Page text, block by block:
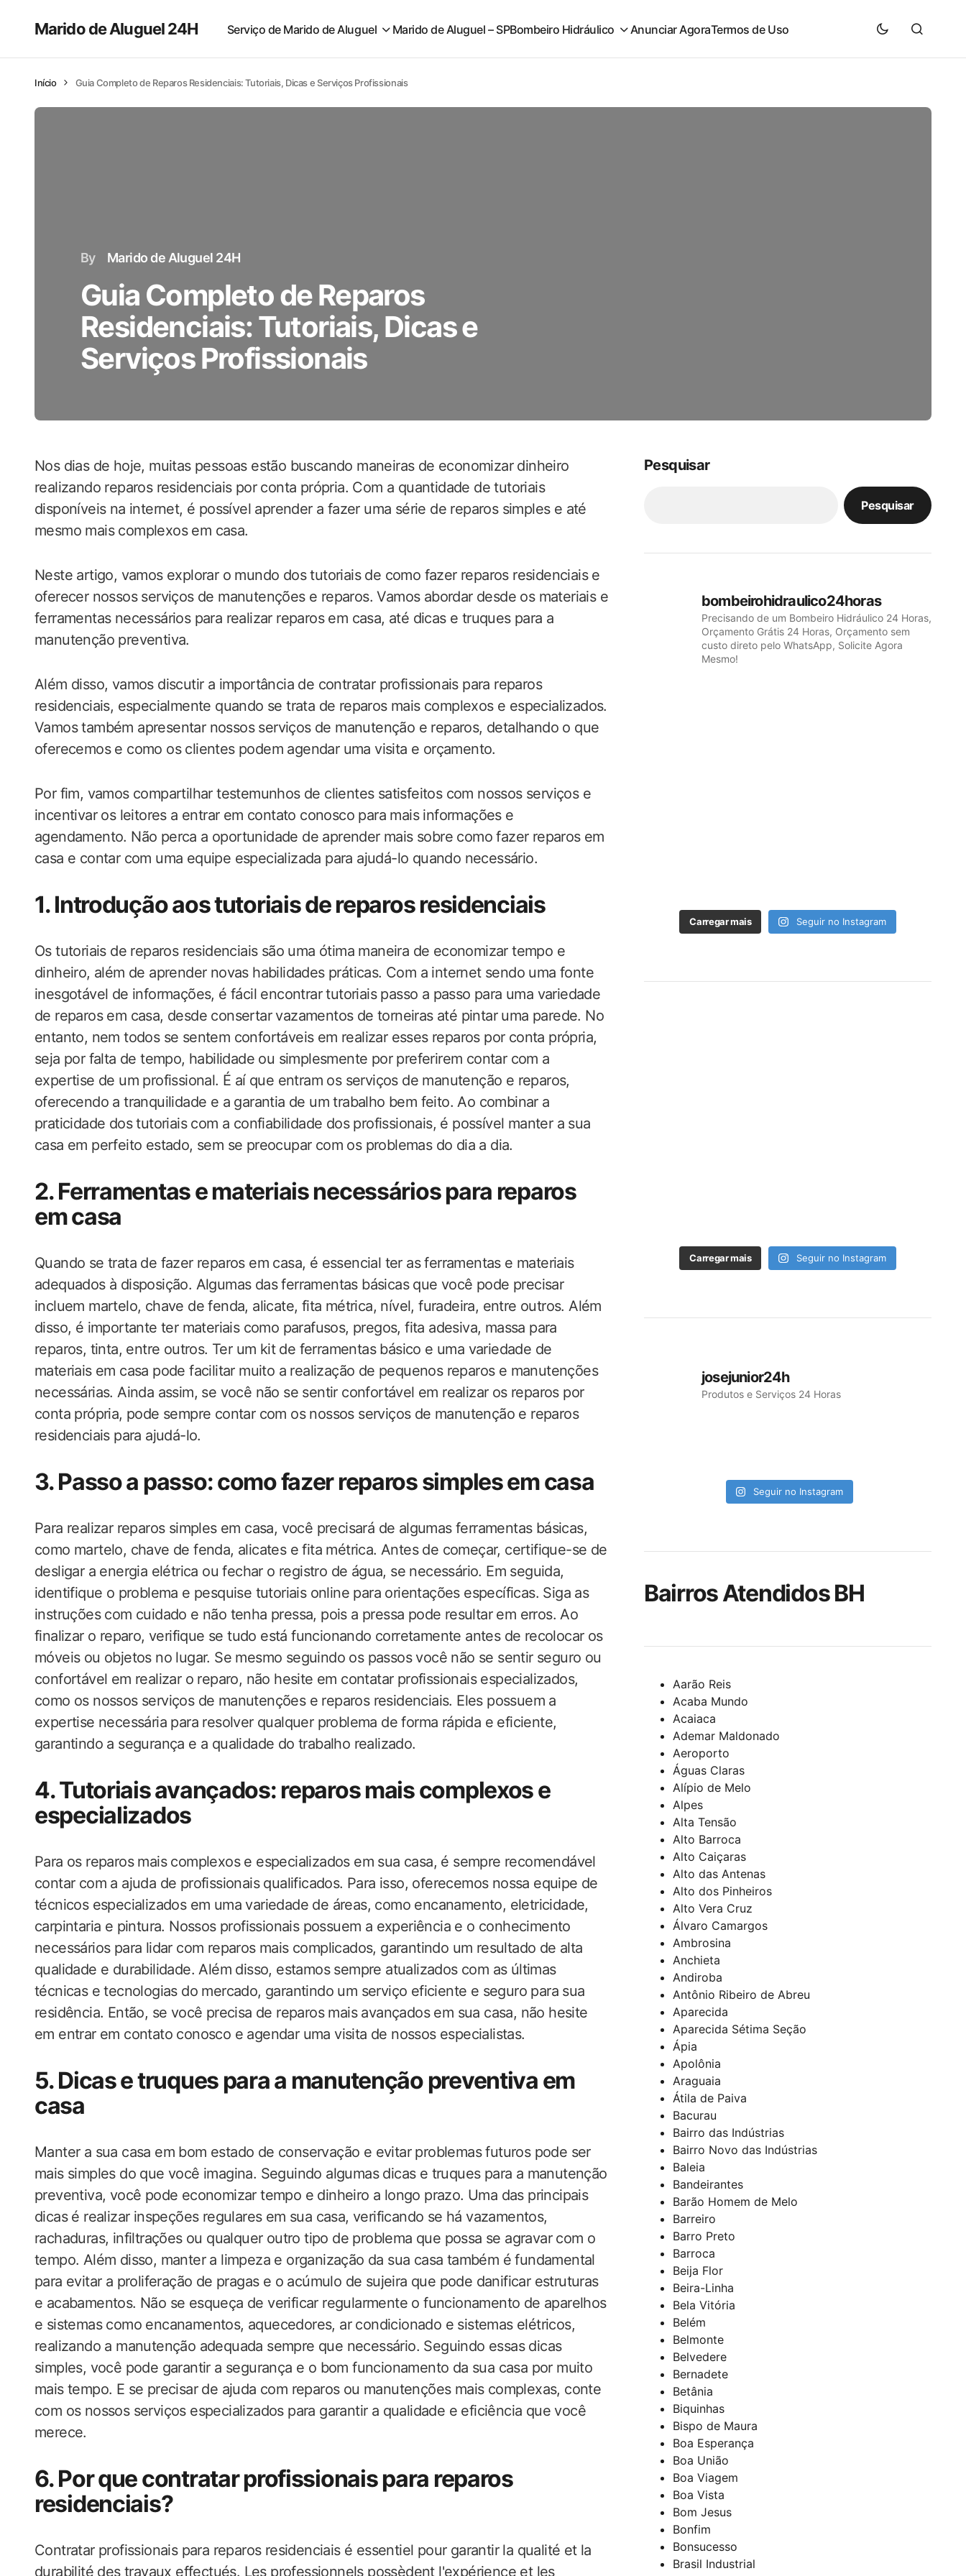
Marido de Aluguel 24H Serviço de Marido de Aluguel Marido de Aluguel – SPBombeiro Hidráulico Anunciar AgoraTermos de Uso
Início Guia Completo de Reparos Residenciais: Tutoriais, Dicas e Serviços Profissionais
By Marido de Aluguel 24H
Guia Completo de Reparos
Residenciais: Tutoriais, Dicas e
Serviços Profissionais
Nos dias de hoje, muitas pessoas estão buscando maneiras de economizar dinheiro
realizando reparos residenciais por conta própria. Com a quantidade de tutoriais
disponíveis na internet, é possível aprender a fazer uma série de reparos simples e até
mesmo mais complexos em casa.
Neste artigo, vamos explorar o mundo dos tutoriais de como fazer reparos residenciais e
oferecer nossos serviços de manutenções e reparos. Vamos abordar desde os materiais e
ferramentas necessários para realizar reparos em casa, até dicas e truques para a
manutenção preventiva.
Além disso, vamos discutir a importância de contratar profissionais para reparos
residenciais, especialmente quando se trata de reparos mais complexos e especializados.
Vamos também apresentar nossos serviços de manutenção e reparos, detalhando o que
oferecemos e como os clientes podem agendar uma visita e orçamento.
Por fim, vamos compartilhar testemunhos de clientes satisfeitos com nossos serviços e
incentivar os leitores a entrar em contato conosco para mais informações e
agendamento. Não perca a oportunidade de aprender mais sobre como fazer reparos em
casa e contar com uma equipe especializada para ajudá-lo quando necessário.
1. Introdução aos tutoriais de reparos residenciais
Os tutoriais de reparos residenciais são uma ótima maneira de economizar tempo e
dinheiro, além de aprender novas habilidades práticas. Com a internet sendo uma fonte
inesgotável de informações, é fácil encontrar tutoriais passo a passo para uma variedade
de reparos em casa, desde consertar vazamentos de torneiras até pintar uma parede. No
entanto, nem todos se sentem confortáveis em realizar esses reparos por conta própria,
seja por falta de tempo, habilidade ou simplesmente por preferirem contar com a
expertise de um profissional. É aí que entram os serviços de manutenção e reparos,
oferecendo a tranquilidade e a garantia de um trabalho bem feito. Ao combinar a
praticidade dos tutoriais com a confiabilidade dos profissionais, é possível manter a sua
casa em perfeito estado, sem se preocupar com os problemas do dia a dia.
2. Ferramentas e materiais necessários para reparos
em casa
Quando se trata de fazer reparos em casa, é essencial ter as ferramentas e materiais
adequados à disposição. Algumas das ferramentas básicas que você pode precisar
incluem martelo, chave de fenda, alicate, fita métrica, nível, furadeira, entre outros. Além
disso, é importante ter materiais como parafusos, pregos, fita adesiva, massa para
reparos, tinta, entre outros. Ter um kit de ferramentas básico e uma variedade de
materiais em casa pode facilitar muito a realização de pequenos reparos e manutenções
necessárias. Ainda assim, se você não se sentir confortável em realizar os reparos por
conta própria, pode sempre contar com os nossos serviços de manutenção e reparos
residenciais para ajudá-lo.
3. Passo a passo: como fazer reparos simples em casa
Para realizar reparos simples em casa, você precisará de algumas ferramentas básicas,
como martelo, chave de fenda, alicates e fita métrica. Antes de começar, certifique-se de
desligar a energia elétrica ou fechar o registro de água, se necessário. Em seguida,
identifique o problema e pesquise tutoriais online para orientações específicas. Siga as
instruções com cuidado e não tenha pressa, pois a pressa pode resultar em erros. Ao
finalizar o reparo, verifique se tudo está funcionando corretamente antes de recolocar os
móveis ou objetos no lugar. Se mesmo seguindo os passos você não se sentir seguro ou
confortável em realizar o reparo, não hesite em contatar profissionais especializados,
como os nossos serviços de manutenções e reparos residenciais. Eles possuem a
expertise necessária para resolver qualquer problema de forma rápida e eficiente,
garantindo a segurança e a qualidade do trabalho realizado.
4. Tutoriais avançados: reparos mais complexos e
especializados
Para os reparos mais complexos e especializados em sua casa, é sempre recomendável
contar com a ajuda de profissionais qualificados. Para isso, oferecemos nossa equipe de
técnicos especializados em uma variedade de áreas, como encanamento, eletricidade,
carpintaria e pintura. Nossos profissionais possuem a experiência e o conhecimento
necessários para lidar com reparos mais complicados, garantindo um resultado de alta
qualidade e durabilidade. Além disso, estamos sempre atualizados com as últimas
técnicas e tecnologias do mercado, garantindo um serviço eficiente e seguro para sua
residência. Então, se você precisa de reparos mais avançados em sua casa, não hesite
em entrar em contato conosco e agendar uma visita de nossos especialistas.
5. Dicas e truques para a manutenção preventiva em
casa
Manter a sua casa em bom estado de conservação e evitar problemas futuros pode ser
mais simples do que você imagina. Seguindo algumas dicas e truques para a manutenção
preventiva, você pode economizar tempo e dinheiro a longo prazo. Uma das principais
dicas é realizar inspeções regulares em sua casa, verificando se há vazamentos,
rachaduras, infiltrações ou qualquer outro tipo de problema que possa se agravar com o
tempo. Além disso, manter a limpeza e organização da sua casa também é fundamental
para evitar a proliferação de pragas e o acúmulo de sujeira que pode danificar estruturas
e acabamentos. Não se esqueça de verificar regularmente o funcionamento de aparelhos
e sistemas como encanamentos, aquecedores, ar condicionado e sistemas elétricos,
realizando a manutenção adequada sempre que necessário. Seguindo essas dicas
simples, você pode garantir a segurança e o bom funcionamento da sua casa por muito
mais tempo. E se precisar de ajuda com reparos ou manutenções mais complexas, conte
com os nossos serviços especializados para garantir a qualidade e eficiência que você
merece.
6. Por que contratar profissionais para reparos
residenciais?
Contratar profissionais para reparos residenciais é essentiel pour garantir la qualité et la
durabilité des travaux effectués. Les professionnels possèdent l'expérience et les
Pesquisar
Pesquisar
bombeirohidraulico24horas
Precisando de um Bombeiro Hidráulico 24 Horas,
Orçamento Grátis 24 Horas, Orçamento sem
custo direto pelo WhatsApp, Solicite Agora
Mesmo!
Carregar mais Seguir no Instagram
Carregar mais Seguir no Instagram
josejunior24h
Produtos e Serviços 24 Horas
Seguir no Instagram
Bairros Atendidos BH
Aarão Reis
Acaba Mundo
Acaiaca
Ademar Maldonado
Aeroporto
Águas Claras
Alípio de Melo
Alpes
Alta Tensão
Alto Barroca
Alto Caiçaras
Alto das Antenas
Alto dos Pinheiros
Alto Vera Cruz
Álvaro Camargos
Ambrosina
Anchieta
Andiroba
Antônio Ribeiro de Abreu
Aparecida
Aparecida Sétima Seção
Ápia
Apolônia
Araguaia
Átila de Paiva
Bacurau
Bairro das Indústrias
Bairro Novo das Indústrias
Baleia
Bandeirantes
Barão Homem de Melo
Barreiro
Barro Preto
Barroca
Beija Flor
Beira-Linha
Bela Vitória
Belém
Belmonte
Belvedere
Bernadete
Betânia
Biquinhas
Bispo de Maura
Boa Esperança
Boa União
Boa Viagem
Boa Vista
Bom Jesus
Bonfim
Bonsucesso
Brasil Industrial